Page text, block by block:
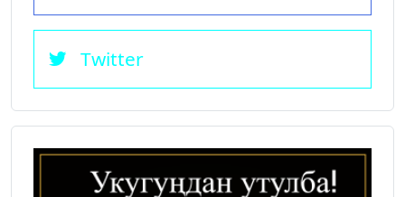
Twitter